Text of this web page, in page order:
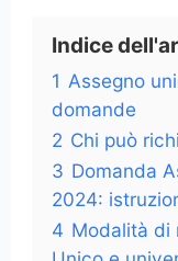
Indice
1 Assegno
domande
2 Chi può
3 Domanda
2024:
4 Modalità di